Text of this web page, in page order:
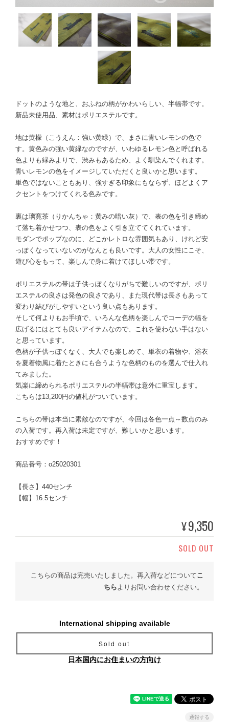
ドットのような地と、おふねの柄がかわいらしい、半幅帯です。
新品未使用品、素材はポリエステルです。
地は黄檬（こうえん：強い黄緑）で、まさに青いレモンの色で
す。黄色みの強い黄緑なのですが、いわゆるレモン色と呼ばれる
色よりも緑みよりで、渋みもあるため、よく馴染んでくれます。
青いレモンの色をイメージしていただくと良いかと思います。
単色ではないこともあり、強すぎる印象にもならず、ほどよくア
クセントをつけてくれる色みです。
裏は璃寛茶（りかんちゃ：黄みの暗い灰）で、表の色を引き締め
て落ち着かせつつ、表の色をよく引き立ててくれています。
モダンでポップなのに、どこかレトロな雰囲気もあり、けれど安
っぽくなっていないのがなんとも良いです。大人の女性にこそ、
遊び心をもって、楽しんで身に着けてほしい帯です。
ポリエステルの帯は子供っぽくなりがちで難しいのですが、ポリ
エステルの良さは発色の良さであり、また現代帯は長さもあって
変わり結びがしやすいという良い点もあります。
そして何よりもお手頃で、いろんな色柄を楽しんでコーデの幅を
広げるにはとても良いアイテムなので、これを使わない手はない
と思っています。
色柄が子供っぽくなく、大人でも楽しめて、単衣の着物や、浴衣
を夏着物風に着たときにも合うような色柄のものを選んで仕入れ
てみました。
気楽に締められるポリエステルの半幅帯は意外に重宝します。
こちらは13,200円の値札がついています。
こちらの帯は本当に素敵なのですが、今回は各色一点～数点のみ
の入荷です。再入荷は未定ですが、難しいかと思います。
おすすめです！
商品番号：o25020301
【長さ】440センチ
【幅】16.5センチ
¥9,350
SOLD OUT
こちらの商品は完売いたしました。再入荷などについてこ
ちらよりお問い合わせください。
International shipping available
Sold out
日本国内にお住まいの方向け
通報する